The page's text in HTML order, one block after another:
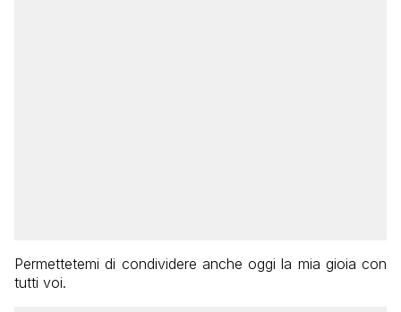
Permettetemi di condividere anche oggi la mia gioia con
tutti voi.